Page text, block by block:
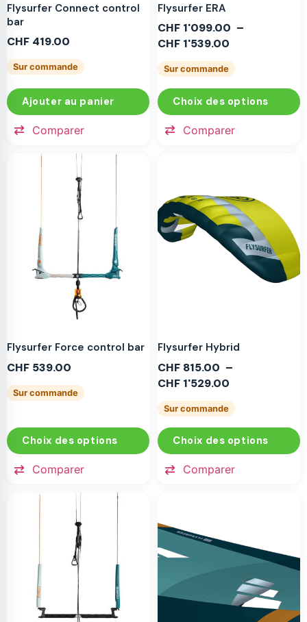
Flysurfer Connect control
bar
CHF 419.00
Sur commande
Ajouter au panier
Comparer
Flysurfer ERA
CHF 1'099.00 –
CHF 1'539.00
Sur commande
Choix des options
Comparer
Flysurfer Force control bar
CHF 539.00
Sur commande
Choix des options
Comparer
Flysurfer Hybrid
CHF 815.00 –
CHF 1'529.00
Sur commande
Choix des options
Comparer